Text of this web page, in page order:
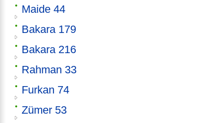
Maide 44
Bakara 179
Bakara 216
Rahman 33
Furkan 74
Zümer 53